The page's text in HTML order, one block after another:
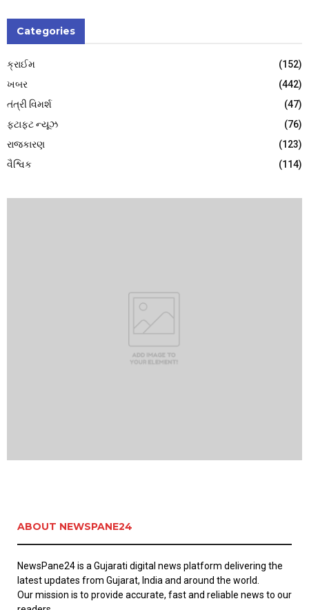
Categories
ક્રાઈમ
(152)
ખબર
(442)
તંત્રી વિમર્શ
(47)
ફટાફટ ન્યૂઝ
(76)
રાજકારણ
(123)
વૈશ્વિક
(114)
ABOUT NEWSPANE24
NewsPane24 is a Gujarati digital news platform delivering the
latest updates from Gujarat, India and around the world.
Our mission is to provide accurate, fast and reliable news to our